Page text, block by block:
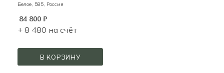
Белое, 585, Россия
84 800 ₽
+ 8 480 на счёт
В КОРЗИНУ